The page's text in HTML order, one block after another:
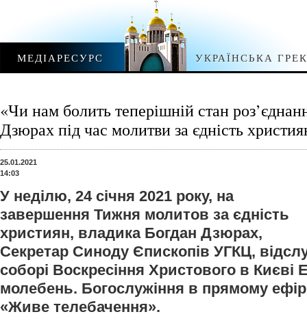
МЕДІАРЕСУРС УКРАЇНСЬКА
«Чи нам болить теперішній стан
Дзюрах під час молитви за єдність
25.01.2021
14:03
У неділю, 24 січня 2021 року, на
завершення Тижня молитов за єдність
християн, владика Богдан Дзюрах,
Секретар Синоду Єпископів УГКЦ,
соборі Воскресіння Христового в Києві
молебень. Богослужіння в прямому
«Живе телебачення».